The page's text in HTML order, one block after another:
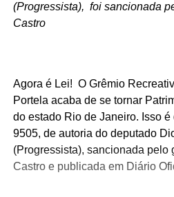
(Progressista), foi sancionada
Castro
Agora é Lei! O Grêmio
Portela acaba de se tornar
do estado Rio de Janeiro. Isso é
9505, de autoria do deputado
(Progressista), sancionada pelo
Castro e publicada em Diário